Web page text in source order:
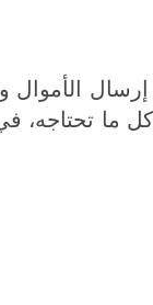
الأموال
كل ما